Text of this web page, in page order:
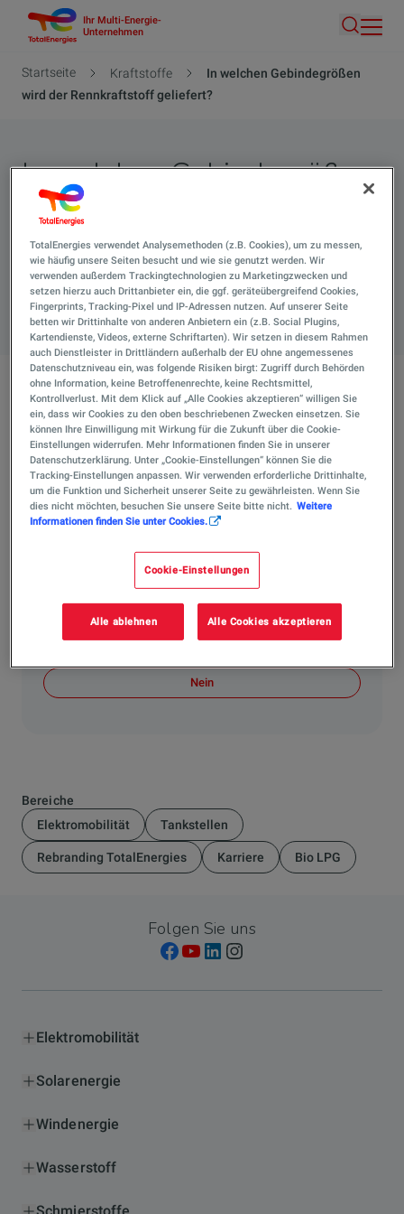
Inhalt
Ihr Multi-Energie-
Unternehmen
Suche
Pfadnavigation
Startseite Kraftstoffe
In welchen Gebindegrößen
wird der Rennkraftstoff geliefert?
In welchen Gebindegrößen
wird der Rennkraftstoff
geliefert?
Suche
In welchen Gebindegrößen wird der Rennkraftstoff
geliefert?
Um Ihnen maximale Flexibilität im Fahrerlager oder in
der heimischen Werkstatt zu bieten, liefern wir unsere
Racing-Kraftstoffe in der Regel in praktischen 50-Liter-
oder 200-Liter-Fässern (Drums). Für Großabnehmer und
Rennserien bieten wir auch maßgeschneiderte
Logistiklösungen in größeren Mengen an.
Hat Ihnen die Antwort weitergeholfen?
Nein
Bereiche
Elektromobilität
Tankstellen
Rebranding TotalEnergies Karriere Bio LPG
Folgen Sie uns
Elektromobilität
Solarenergie
Windenergie
Wasserstoff
TotalEnergies verwendet Analysemethoden (z.B. Cookies), um zu messen,
wie häufig unsere Seiten besucht und wie sie genutzt werden. Wir
verwenden außerdem Trackingtechnologien zu Marketingzwecken und
setzen hierzu auch Drittanbieter ein, die ggf. geräteübergreifend Cookies,
Fingerprints, Tracking-Pixel und IP-Adressen nutzen. Auf unserer Seite
betten wir Drittinhalte von anderen Anbietern ein (z.B. Social Plugins,
Kartendienste, Videos, externe Schriftarten). Wir setzen in diesem Rahmen
auch Dienstleister in Drittländern außerhalb der EU ohne angemessenes
Datenschutzniveau ein, was folgende Risiken birgt: Zugriff durch Behörden
ohne Information, keine Betroffenenrechte, keine Rechtsmittel,
Kontrollverlust. Mit dem Klick auf „Alle Cookies akzeptieren“ willigen Sie
ein, dass wir Cookies zu den oben beschriebenen Zwecken einsetzen. Sie
können Ihre Einwilligung mit Wirkung für die Zukunft über die Cookie-
Einstellungen widerrufen. Mehr Informationen finden Sie in unserer
Datenschutzerklärung. Unter „Cookie-Einstellungen“ können Sie die
Tracking-Einstellungen anpassen. Wir verwenden erforderliche Drittinhalte,
um die Funktion und Sicherheit unserer Seite zu gewährleisten. Wenn Sie
dies nicht möchten, besuchen Sie unsere Seite bitte nicht. Weitere
Informationen finden Sie unter Cookies.
Cookie-Einstellungen
Alle ablehnen Alle Cookies akzeptieren